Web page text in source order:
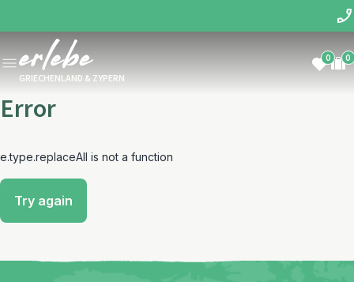
GRIECHENLAND & ZYPERN
0 0
Error
e.type.replaceAll is not a function
Try again